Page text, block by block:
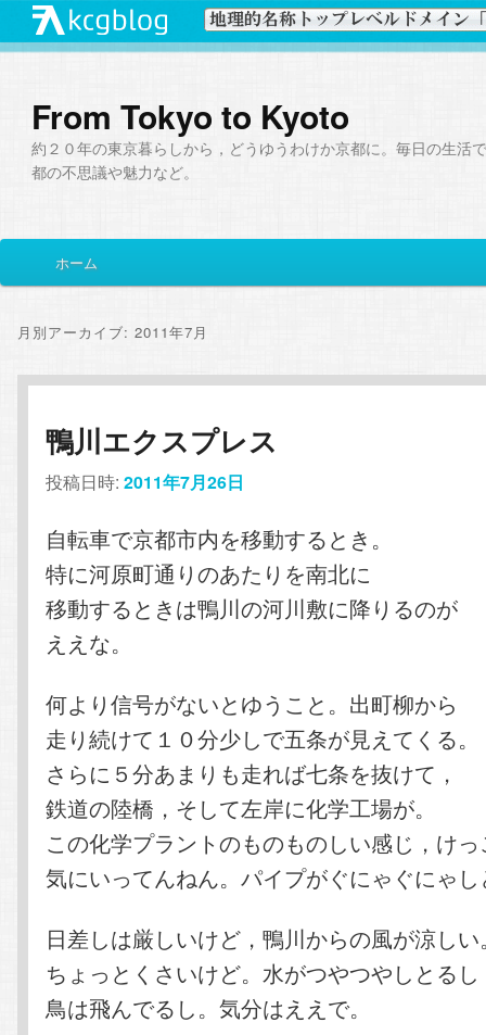
From Tokyo to Kyoto
約２０年の東京暮らしから，どうゆうわけか京都に。毎日の生活
都の不思議や魅力など。
イ
メ
ン
コ
ン
テ
ン
ツ
へ
移
動
サ
コ
ン
テ
ン
ツ
へ
移
動
ホーム
月別アーカイブ:2011年7月
鴨川エクスプレス
投稿日時:2011年7月26日
自転車で京都市内を移動するとき。
特に河原町通りのあたりを南北に
移動するときは鴨川の河川敷に降りるのが
ええな。
何より信号がないとゆうこと。出町柳から
走り続けて１０分少しで五条が見えてくる。
さらに５分あまりも走れば七条を抜けて，
鉄道の陸橋，そして左岸に化学工場が。
この化学プラントのものものしい感じ，け
気にいってんねん。パイプがぐにゃぐにゃ
日差しは厳しいけど，鴨川からの風が涼しい
ちょっとくさいけど。水がつやつやしとるし
鳥は飛んでるし。気分はええで。